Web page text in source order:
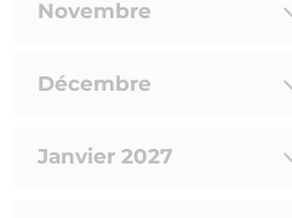
Novembre
Décembre
Janvier 2027